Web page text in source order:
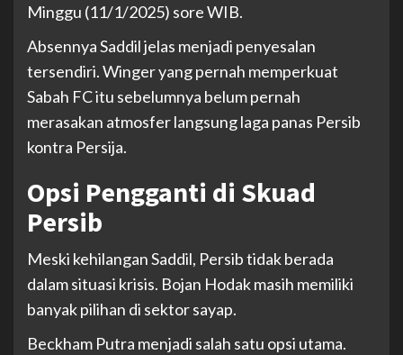
Minggu (11/1/2025) sore WIB.
Absennya Saddil jelas menjadi penyesalan
tersendiri. Winger yang pernah memperkuat
Sabah FC itu sebelumnya belum pernah
merasakan atmosfer langsung laga panas Persib
kontra Persija.
Opsi Pengganti di Skuad
Persib
Meski kehilangan Saddil, Persib tidak berada
dalam situasi krisis. Bojan Hodak masih memiliki
banyak pilihan di sektor sayap.
Beckham Putra menjadi salah satu opsi utama.